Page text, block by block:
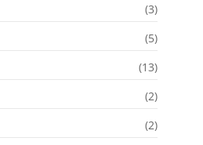
(3)
(5)
(13)
(2)
(2)